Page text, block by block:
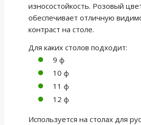
износостойкость. Розовый
обеспечивает отличную
контраст на столе.
Для каких столов подходит:
9 ф
10 ф
11 ф
12 ф
Используется на столах для